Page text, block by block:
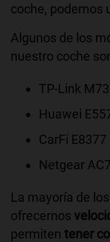
coche, podemos
Algunos de los
nuestro coche
TP-Link
Huawei
CarFi E8377
Netgear
La mayoría de
ofrecernos
permiten tener